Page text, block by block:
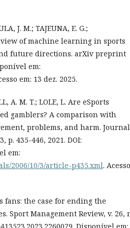
J. M.; TAJEUNA, E. G.;
of machine learning in sports
future directions. arXiv preprint
em:
em: 13 dez. 2025.
A. M. T.; LOLE, L. Are eSports
gamblers? A comparison with
problems, and harm. Journal
p. 435-446, 2021. DOI:
em:
2006/10/3/article-p435.xml. Acesso
fans: the case for ending the
Sport Management Review, v. 26,